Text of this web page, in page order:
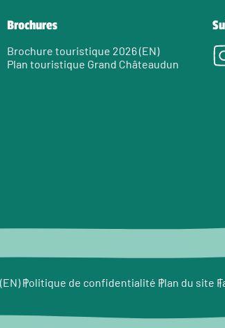
Brochures
Brochure touristique 2026 (EN)
Plan touristique Grand Châteaudun
Politique de confidentialité Plan du site